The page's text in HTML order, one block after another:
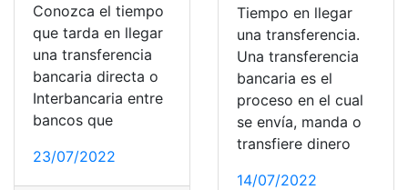
Conozca el tiempo
que tarda en llegar
una transferencia
bancaria directa o
Interbancaria entre
bancos que
23/07/2022
Tiempo en llegar
una transferencia.
Una transferencia
bancaria es el
proceso en el cual
se envía, manda o
transfiere dinero
14/07/2022